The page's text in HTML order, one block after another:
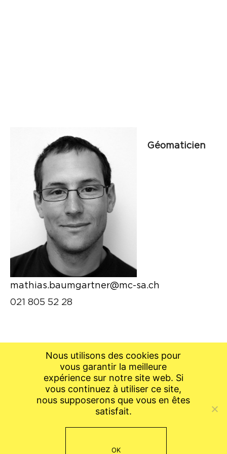
Géomaticien
mathias.baumgartner@mc-sa.ch
021 805 52 28
Nous utilisons des cookies pour
vous garantir la meilleure
expérience sur notre site web. Si
vous continuez à utiliser ce site,
nous supposerons que vous en êtes
satisfait.
OK